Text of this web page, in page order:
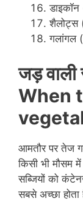
शैलोट्स
गलांगल
जड़ वाली
When
आमतौर पर तेज
किसी भी मौसम
सब्जियों को
सबसे अच्छा